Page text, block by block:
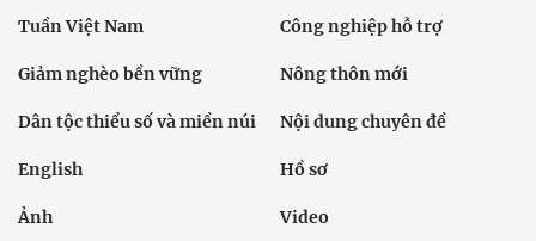
Tuần Việt Nam Công nghiệp hỗ trợ
Giảm nghèo bền vững Nông thôn mới
Dân tộc thiểu số và miền núi Nội dung chuyên đề
English Hồ sơ
Ảnh Video